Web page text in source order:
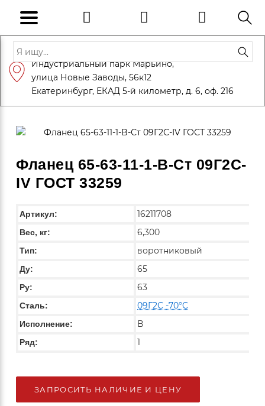
+7 (812) 600-10-15
info@eversteel.ru
Адрес: Санкт-Петербург, Петергоф,
Индустриальный парк Марьино,
улица Новые Заводы, 56к12
Екатеринбург, ЕКАД 5-й километр, д. 6, оф. 216
ЗАКАЗАТЬ ЗВОНОК
Фланец 65-63-11-1-B-Ст 09Г2С-
IV ГОСТ 33259
Артикул: 16211708
Вес, кг: 6,300
Тип: воротниковый
Ду: 65
Ру: 63
Сталь: 09Г2С -70°C
Исполнение: В
Ряд: 1
ЗАПРОСИТЬ НАЛИЧИЕ И ЦЕНУ